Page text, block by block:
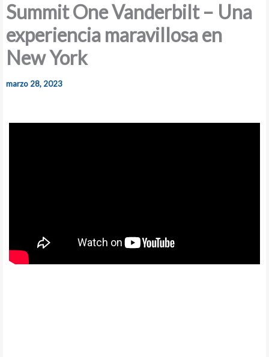
Summit One Vanderbilt – Una
experiencia maravillosa en
New York
marzo 28, 2023